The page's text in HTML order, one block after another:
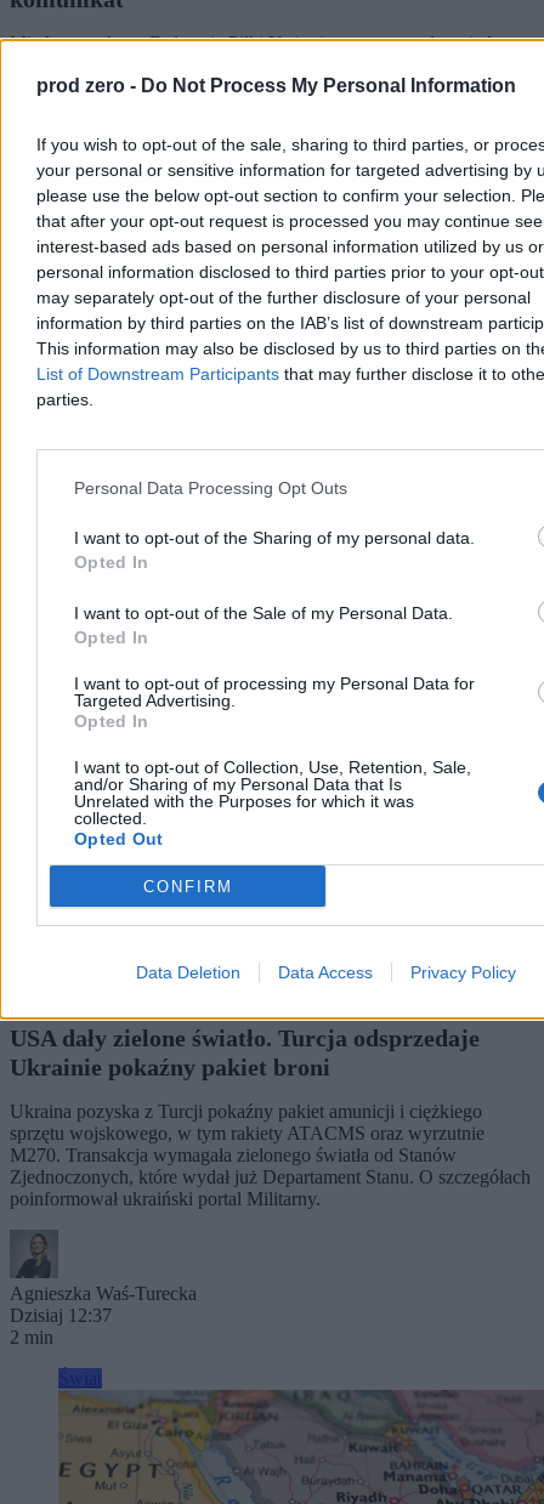
prod zero - Do Not Process My Personal Information
If you wish to opt-out of the sale, sharing to third parties, or
your personal or sensitive information for targeted advertising by
please use the below opt-out section to confirm your selection.
that after your opt-out request is processed you may continue
interest-based ads based on personal information utilized by us or
personal information disclosed to third parties prior to your opt-
may separately opt-out of the further disclosure of your personal
information by third parties on the IAB’s list of downstream
This information may also be disclosed by us to third parties on
List of Downstream Participants that may further disclose it to
parties.
Personal Data Processing Opt Outs
I want to opt-out of the Sharing of my personal data.
Opted In
I want to opt-out of the Sale of my Personal Data.
Opted In
I want to opt-out of processing my Personal Data for
Targeted Advertising.
Opted In
I want to opt-out of Collection, Use, Retention, Sale,
and/or Sharing of my Personal Data that Is
Unrelated with the Purposes for which it was
collected.
Opted Out
CONFIRM
Data Deletion Data Access Privacy Policy
Międzynarodowa Federacja Piłki Nożnej stanowczo odpowiada na
oświadczenie, w którym zarzuca swoim przeciwnikom celową
nieprawidłowościach.
Agnieszka Waś-Turecka
Dzisiaj 13:05
4 min
Reklama
Reklama
USA dały zielone światło. Turcja odsprzedaje
Ukrainie pokaźny pakiet broni
Ukraina pozyska z Turcji pokaźny pakiet amunicji i ciężkiego
sprzętu wojskowego, w tym rakiety ATACMS oraz wyrzutnie
M270. Transakcja wymagała zielonego światła od Stanów
Zjednoczonych, które wydał już Departament Stanu. O szczegółach
poinformował ukraiński portal Militarny.
Agnieszka Waś-Turecka
Dzisiaj 12:37
2 min